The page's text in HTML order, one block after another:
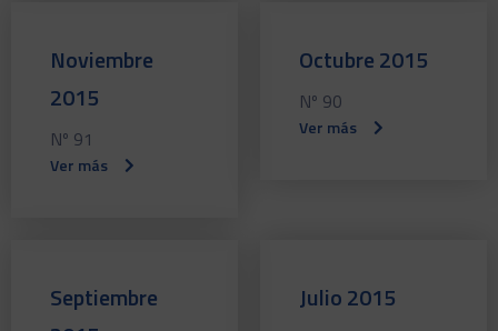
Noviembre
2015
Nº 91
Ver más
Octubre 2015
Nº 90
Ver más
Septiembre
Julio 2015